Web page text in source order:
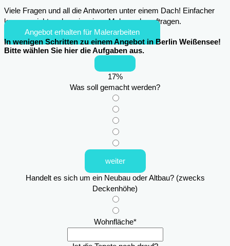
Viele Fragen und all die Antworten unter einem Dach! Einfacher
kann es nicht mehr sein, einen Maler zu beauftragen.
Angebot erhalten für Malerarbeiten
In wenigen Schritten zu einem Angebot in Berlin Weißensee!
Bitte wählen Sie hier die Aufgaben aus.
17%
Was soll gemacht werden?
weiter
Handelt es sich um ein Neubau oder Altbau? (zwecks
Deckenhöhe)
Wohnfläche*